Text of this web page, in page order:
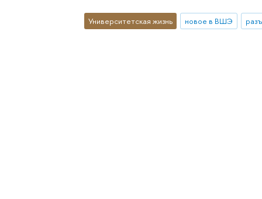
Университетская жизнь новое в ВШЭ